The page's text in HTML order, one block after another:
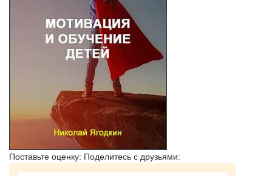
Поставьте оценку: Поделитесь с друзьями: